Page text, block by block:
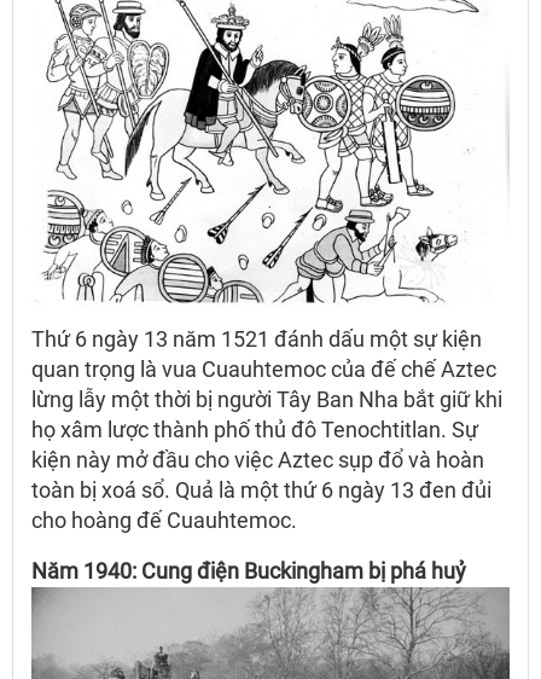
Thứ 6 ngày 13 năm 1521 đánh dấu một sự kiện
quan trọng là vua Cuauhtemoc của đế chế Aztec
lừng lẫy một thời bị người Tây Ban Nha bắt giữ khi
họ xâm lược thành phố thủ đô Tenochtitlan. Sự
kiện này mở đầu cho việc Aztec sụp đổ và hoàn
toàn bị xoá sổ. Quả là một thứ 6 ngày 13 đen đủi
cho hoàng đế Cuauhtemoc.
Năm 1940: Cung điện Buckingham bị phá huỷ